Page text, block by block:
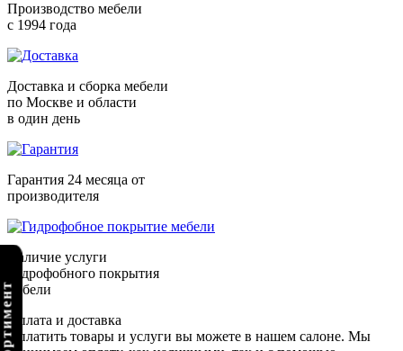
Производство мебели
с 1994 года
Доставка и сборка мебели
по Москве и области
в один день
Гарантия 24 месяца от
производителя
Наличие услуги
гидрофобного покрытия
мебели
Оплата и доставка
Оплатить товары и услуги вы можете в нашем салоне. Мы